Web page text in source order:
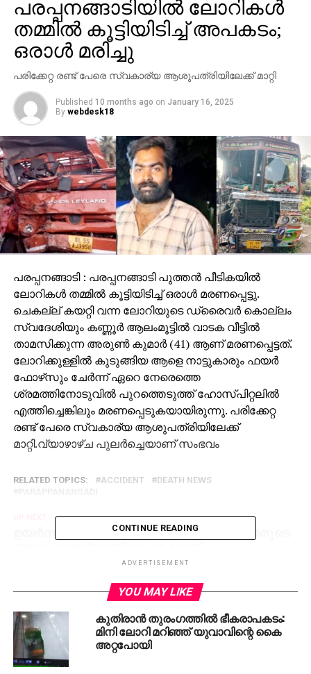
പരപ്പനങ്ങാടിയില്‍ ലോറികള്‍
തമ്മില്‍ കൂട്ടിയിടിച്ച് അപകടം;
ഒരാള്‍ മരിച്ചു
പരിക്കേറ്റ രണ്ട് പേരെ സ്വകാര്യ ആശുപത്രിയിലേക്ക് മാറ്റി
Published 10 months ago on January 16, 2025
By webdesk18
പരപ്പനങ്ങാടി : പരപ്പനങ്ങാടി പുത്തന്‍ പീടികയില്‍
ലോറികള്‍ തമ്മില്‍ കൂട്ടിയിടിച്ച് ഒരാള്‍ മരണപ്പെട്ടു.
ചെകല്ല് കയറ്റി വന്ന ലോറിയുടെ ഡ്രൈവര്‍ കൊല്ലം
സ്വദേശിയും കണ്ണൂര്‍ ആലംമൂട്ടില്‍ വാടക വീട്ടില്‍
താമസിക്കുന്ന അരുണ്‍ കുമാര്‍ (41) ആണ് മരണപ്പെട്ടത്.
ലോറിക്കുള്ളില്‍ കുടുങ്ങിയ ആളെ നാട്ടുകാരും ഫയര്‍
ഫോഴ്‌സും ചേര്‍ന്ന് ഏറെ നേരെത്തെ
ശ്രമത്തിനോടുവില്‍ പുറത്തെടുത്ത് ഹോസ്പിറ്റലില്‍
എത്തിച്ചെങ്കിലും മരണപ്പെടുകയായിരുന്നു. പരിക്കേറ്റ
രണ്ട് പേരെ സ്വകാര്യ ആശുപത്രിയിലേക്ക്
മാറ്റി.വ്യാഴാഴ്ച പുലര്‍ച്ചെയാണ് സംഭവം
RELATED TOPICS: ACCIDENT
DEATH NEWS
ഉയര്‍ന്ന നഷ്ടപരിഹാര തുക ദുരന്ത ബാധിതരുടെ
അവകാശമല്ലെന്ന് ഹൈകോടതി
ഭാരതപ്പുഴയില്‍ ഒരു കുടുംബത്തിലെ നാലുപേര്‍
ഒഴുക്കില്‍പെട്ടു; ഒരാള്‍ മരിച്ചു
CONTINUE READING
ADVERTISEMENT
YOU MAY LIKE
കുതിരാൻ തുരംഗത്തിൽ ഭീകരാപകടം:
മിനി ലോറി മറിഞ്ഞ് യുവാവിന്റെ കൈ
അറ്റപോയി